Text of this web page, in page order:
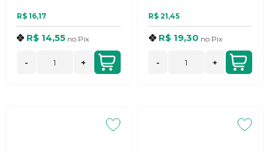
R$ 16,17
R$ 14,55 no Pix
- +
R$ 21,45
R$ 19,30 no Pix
- +